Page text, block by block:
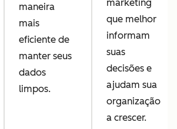
maneira
mais
eficiente de
manter seus
dados
limpos.
marketing
que melhor
informam
suas
decisões e
ajudam sua
organização
a crescer.